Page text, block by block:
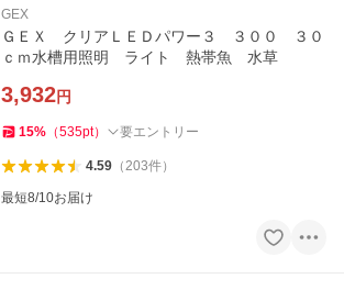
GEX
ＧＥＸ クリアＬＥＤパワー３ ３００ ３０
ｃｍ水槽用照明 ライト 熱帯魚 水草
3,932円
15% （535pt） 要エントリー
4.59（203件）
最短8/10お届け